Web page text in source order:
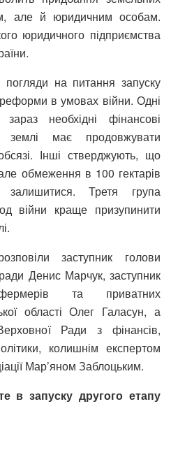
але й юридичним особам.
юридичного підприємства
погляди на питання запуску
в умовах війни. Одні
необхідні фінансові
має продовжувати
Інші стверджують, що
обмеження в 100 гектарів
Третя група
війни краще призупинити
заступник голови
ради Денис Марчук, заступник
та приватних
області Олег Галасун, а
Ради з фінансів,
колишнім експертом
Мар’яном Заблоцьким.
в запуску другого етапу